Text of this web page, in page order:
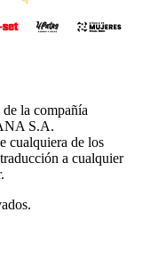
de la compañía
S.A.
cualquiera de los
a cualquier